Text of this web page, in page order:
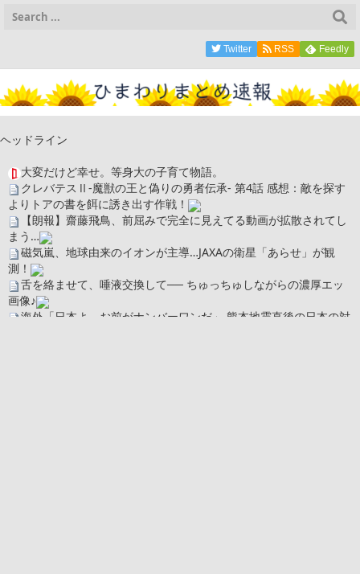
Twitter RSS Feedly
ヘッドライン
大変だけど幸せ。等身大の子育て物語。
クレバテスⅡ-魔獣の王と偽りの勇者伝承- 第4話 感想：敵を探す
よりトアの書を餌に誘き出す作戦！
【朗報】齋藤飛鳥、前屈みで完全に見えてる動画が拡散されてし
まう…
磁気嵐、地球由来のイオンが主導…JAXAの衛星「あらせ」が観
測！
舌を絡ませて、唾液交換して── ちゅっちゅしながらの濃厚エッ
画像♪
海外「日本よ、お前がナンバーワンだ」 熊本地震直後の日本の対